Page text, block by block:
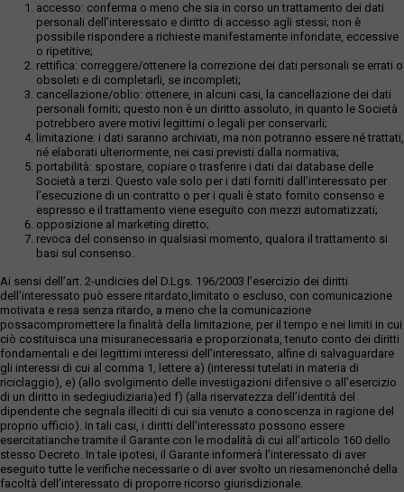
accesso: conferma o meno che sia in corso un trattamento dei dati
personali dell’interessato e diritto di accesso agli stessi; non è
possibile rispondere a richieste manifestamente infondate, eccessive
o ripetitive;
rettifica: correggere/ottenere la correzione dei dati personali se errati o
obsoleti e di completarli, se incompleti;
cancellazione/oblio: ottenere, in alcuni casi, la cancellazione dei dati
personali forniti; questo non è un diritto assoluto, in quanto le Società
potrebbero avere motivi legittimi o legali per conservarli;
limitazione: i dati saranno archiviati, ma non potranno essere né trattati,
né elaborati ulteriormente, nei casi previsti dalla normativa;
portabilità: spostare, copiare o trasferire i dati dai database delle
Società a terzi. Questo vale solo per i dati forniti dall’interessato per
l’esecuzione di un contratto o per i quali è stato fornito consenso e
espresso e il trattamento viene eseguito con mezzi automatizzati;
opposizione al marketing diretto;
revoca del consenso in qualsiasi momento, qualora il trattamento si
basi sul consenso.
Ai sensi dell’art. 2-undicies del D.Lgs. 196/2003 l’esercizio dei diritti
dell’interessato può essere ritardato,limitato o escluso, con comunicazione
motivata e resa senza ritardo, a meno che la comunicazione
possacompromettere la finalità della limitazione, per il tempo e nei limiti in cui
ciò costituisca una misuranecessaria e proporzionata, tenuto conto dei diritti
fondamentali e dei legittimi interessi dell’interessato, alfine di salvaguardare
gli interessi di cui al comma 1, lettere a) (interessi tutelati in materia di
riciclaggio), e) (allo svolgimento delle investigazioni difensive o all’esercizio
di un diritto in sedegiudiziaria)ed f) (alla riservatezza dell’identità del
dipendente che segnala illeciti di cui sia venuto a conoscenza in ragione del
proprio ufficio). In tali casi, i diritti dell’interessato possono essere
esercitatianche tramite il Garante con le modalità di cui all’articolo 160 dello
stesso Decreto. In tale ipotesi, il Garante informerà l’interessato di aver
eseguito tutte le verifiche necessarie o di aver svolto un riesamenonché della
facoltà dell’interessato di proporre ricorso giurisdizionale.